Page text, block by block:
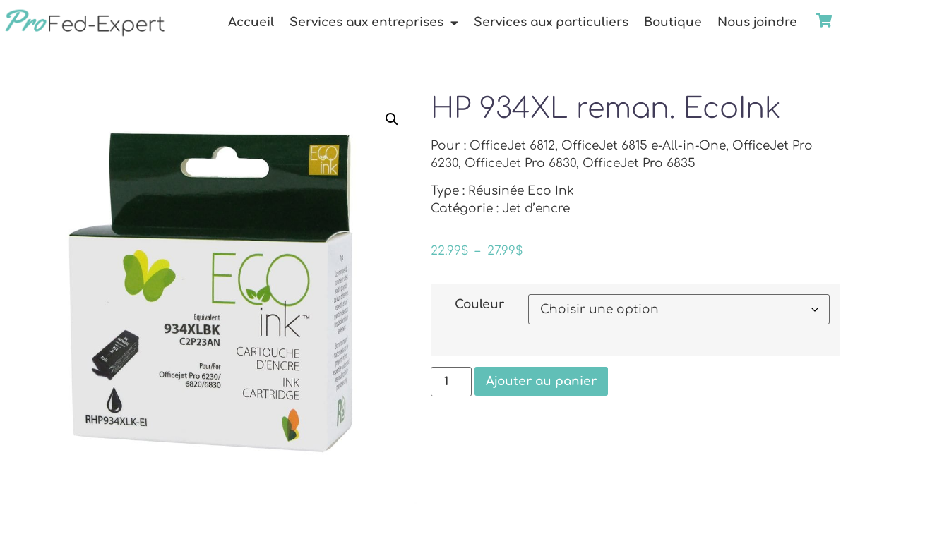
Accueil Services aux entreprises Services aux particuliers Boutique Nous joindre
HP 934XL reman. EcoInk
Pour : OfficeJet 6812, OfficeJet 6815 e-All-in-One, OfficeJet Pro
6230, OfficeJet Pro 6830, OfficeJet Pro 6835
Type : Réusinée Eco Ink
Catégorie : Jet d’encre
22.99$ – 27.99$
Couleur
Ajouter au panier